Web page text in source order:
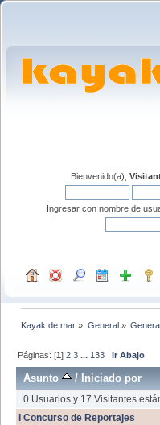
Bienvenido(a),
Ingresar con nombre de
Kayak de mar » General»
Páginas: [1]2 3 ... 133 Ir Abajo
Asunto / Iniciado por
0 Usuarios y 17 Visitantes
I Concurso de Reportajes